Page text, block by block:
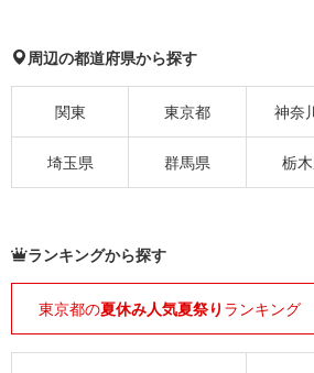
周辺の都道府県から探す
関東 東京都 神奈
埼玉県 群馬県 栃
ランキングから探す
東京都の夏休み人気夏祭り ランキング